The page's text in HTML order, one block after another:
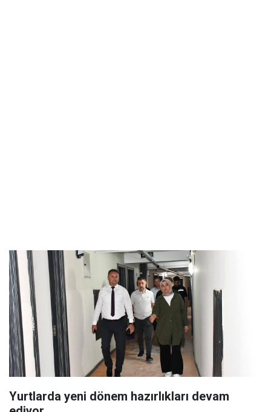
Yurtlarda yeni dönem hazırlıkları devam